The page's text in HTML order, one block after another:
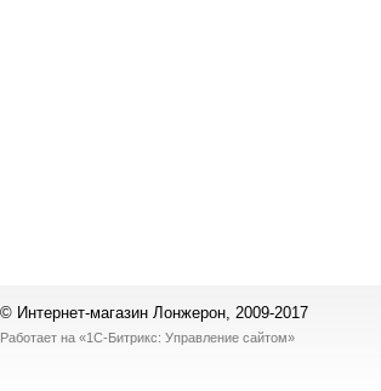
© Интернет-магазин Лонжерон, 2009-2017
Работает на «1С-Битрикс: Управление сайтом»